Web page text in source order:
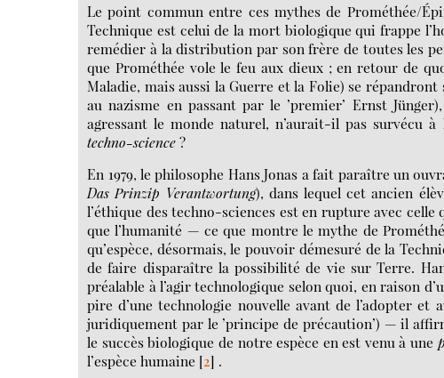
Le point commun entre ces mythes de Prométhée/
Technique est celui de la mort biologique qui frappe
remédier à la distribution par son frère de toutes les
que Prométhée vole le feu aux dieux ; en retour de
Maladie, mais aussi la Guerre et la Folie) se répandront
au nazisme en passant par le ’premier’ Ernst
agressant le monde naturel, n’aurait-il pas survécu
techno-science?
En 1979, le philosophe Hans Jonas a fait paraître un
Das Prinzip Verantwortung), dans lequel cet ancien
l’éthique des techno-sciences est en rupture avec
que l’humanité — ce que montre le mythe de
qu’espèce, désormais, le pouvoir démesuré de la
de faire disparaître la possibilité de vie sur Terre.
préalable à l’agir technologique selon quoi, en raison
pire d’une technologie nouvelle avant de l’adopter
juridiquement par le ’principe de précaution’) — il
le succès biologique de notre espèce en est venu à une
l’espèce humaine [2] .